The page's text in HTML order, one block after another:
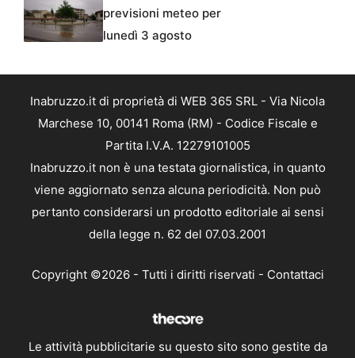
previsioni meteo per
lunedì 3 agosto
Inabruzzo.it di proprietà di WEB 365 SRL - Via Nicola
Marchese 10, 00141 Roma (RM) - Codice Fiscale e
Partita I.V.A. 12279101005
Inabruzzo.it non è una testata giornalistica, in quanto
viene aggiornato senza alcuna periodicità. Non può
pertanto considerarsi un prodotto editoriale ai sensi
della legge n. 62 del 07.03.2001
Copyright ©2026 - Tutti i diritti riservati - Contattaci
Le attività pubblicitarie su questo sito sono gestite da